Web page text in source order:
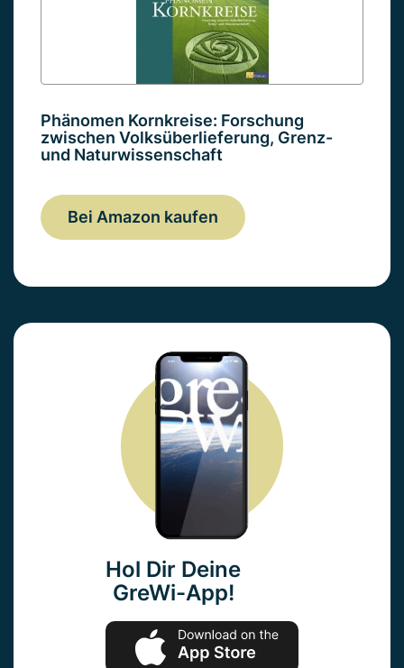
Phänomen Kornkreise: Forschung
zwischen Volksüberlieferung, Grenz-
und Naturwissenschaft
Bei Amazon kaufen
Hol Dir Deine
GreWi-App!